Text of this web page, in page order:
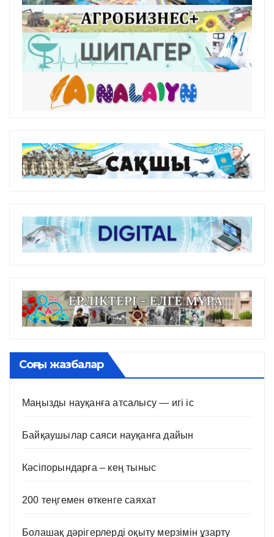
Соңғы жазбалар
Маңызды науқанға атсалысу — игі іс
Байқаушылар саяси науқанға дайын
Кәсіпорындарға – кең тыныс
200 теңгемен өткенге саяхат
Болашақ дәрігерлерді оқыту мерзімін ұзарту